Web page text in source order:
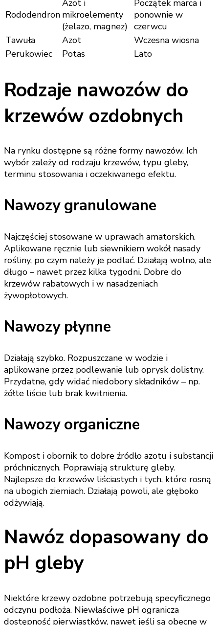
Rododendron
Azot i
mikroelementy
(żelazo, magnez)
Początek marca i
ponownie w
czerwcu
Tawuła
Azot
Wczesna wiosna
Perukowiec
Potas Lato
Rodzaje nawozów do
krzewów ozdobnych
Na rynku dostępne są różne formy nawozów. Ich
wybór zależy od rodzaju krzewów, typu gleby,
terminu stosowania i oczekiwanego efektu.
Nawozy granulowane
Najczęściej stosowane w uprawach amatorskich.
Aplikowane ręcznie lub siewnikiem wokół nasady
rośliny, po czym należy je podlać. Działają wolno, ale
długo – nawet przez kilka tygodni. Dobre do
krzewów rabatowych i w nasadzeniach
żywopłotowych.
Nawozy płynne
Działają szybko. Rozpuszczane w wodzie i
aplikowane przez podlewanie lub oprysk dolistny.
Przydatne, gdy widać niedobory składników – np.
żółte liście lub brak kwitnienia.
Nawozy organiczne
Kompost i obornik to dobre źródło azotu i substancji
próchnicznych. Poprawiają strukturę gleby.
Najlepsze do krzewów liściastych i tych, które rosną
na ubogich ziemiach. Działają powoli, ale głęboko
odżywiają.
Nawóz dopasowany do
pH gleby
Niektóre krzewy ozdobne potrzebują specyficznego
odczynu podłoża. Niewłaściwe pH ogranicza
dostępność pierwiastków, nawet jeśli są obecne w